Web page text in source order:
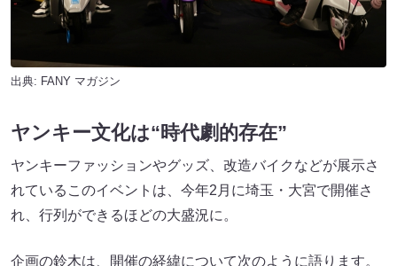
出典: FANY マガジン
ヤンキー文化は“時代劇的存在”
ヤンキーファッションやグッズ、改造バイクなどが展示さ
れているこのイベントは、今年2月に埼玉・大宮で開催さ
れ、行列ができるほどの大盛況に。
企画の鈴木は、開催の経緯について次のように語ります。